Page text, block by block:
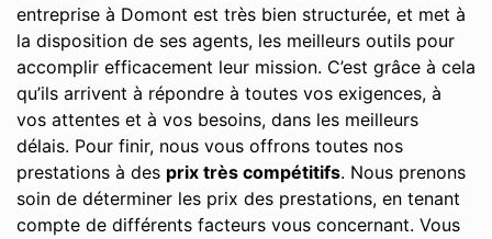
entreprise à Domont est très bien structurée, et met à
la disposition de ses agents, les meilleurs outils pour
accomplir efficacement leur mission. C’est grâce à cela
qu’ils arrivent à répondre à toutes vos exigences, à
vos attentes et à vos besoins, dans les meilleurs
délais. Pour finir, nous vous offrons toutes nos
prestations à des prix très compétitifs. Nous prenons
soin de déterminer les prix des prestations, en tenant
compte de différents facteurs vous concernant. Vous